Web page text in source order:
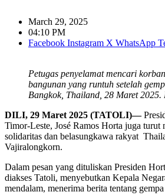
March 29, 2025
04:10 PM
Facebook Instagram X WhatsApp
Petugas penyelamat mencari
bangunan yang runtuh setelah
Bangkok, Thailand, 28 Maret 2025.
DILI, 29 Maret 2025 (TATOLI)—
Timor-Leste, José Ramos Horta juga turut
solidaritas dan belasungkawa rakyat
Vajiralongkorn.
Dalam pesan yang dituliskan Presiden
diakses Tatoli, menyebutkan Kepala
mendalam, menerima berita tentang